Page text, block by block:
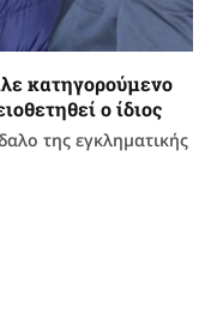
κατηγορούμενο
ο ίδιος
της εγκληματικής